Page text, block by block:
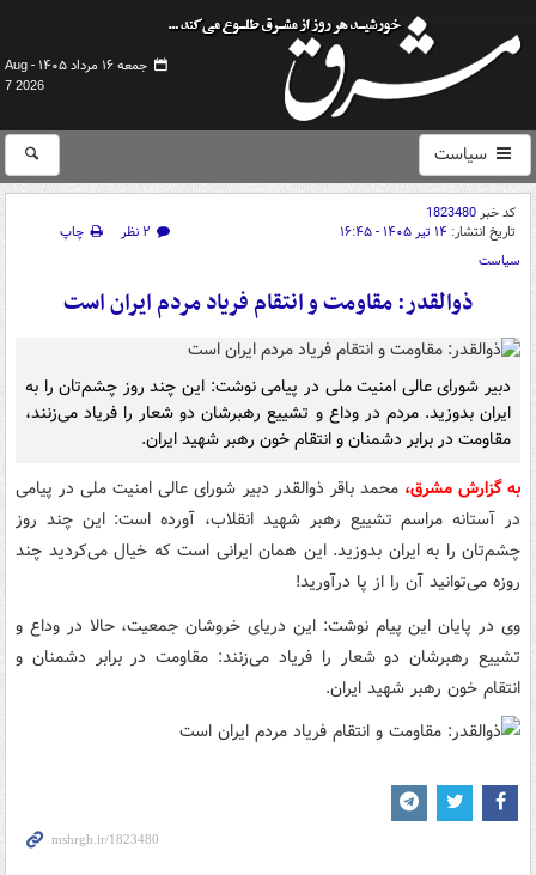
جمعه ۱۶ مرداد ۱۴۰۵ -
Aug
7 2026
سیاست
کد خبر1823480
تاریخ انتشار: ۱۴ تیر ۱۴۰۵ - ۱۶:۴۵ ۲ نظر
چاپ
سیاست
ذوالقدر: مقاومت و انتقام فریاد مردم ایران است
دبیر شورای عالی امنیت ملی در پیامی نوشت: این چند روز چشم‌تان را به
ایران بدوزید. مردم در وداع و تشییع رهبرشان دو شعار را فریاد می‌زنند،
مقاومت در برابر دشمنان و انتقام خون رهبر شهید ایران.
به گزارش مشرق، محمد باقر ذوالقدر دبیر شورای عالی امنیت ملی در پیامی
در آستانه مراسم تشییع رهبر شهید انقلاب، آورده است: این چند روز
چشم‌تان را به ایران بدوزید. این همان ایرانی است که خیال می‌کردید چند
روزه می‌توانید آن‌ را از پا درآورید!
وی در پایان این پیام نوشت: این دریای خروشان جمعیت، حالا در وداع و
تشییع رهبرشان دو شعار را فریاد می‌زنند: مقاومت در برابر دشمنان و
انتقام خون رهبر شهید ایران.